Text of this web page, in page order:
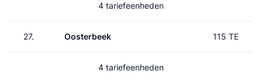
4 tariefeenheden
27. Oosterbeek 115 TE
4 tariefeenheden